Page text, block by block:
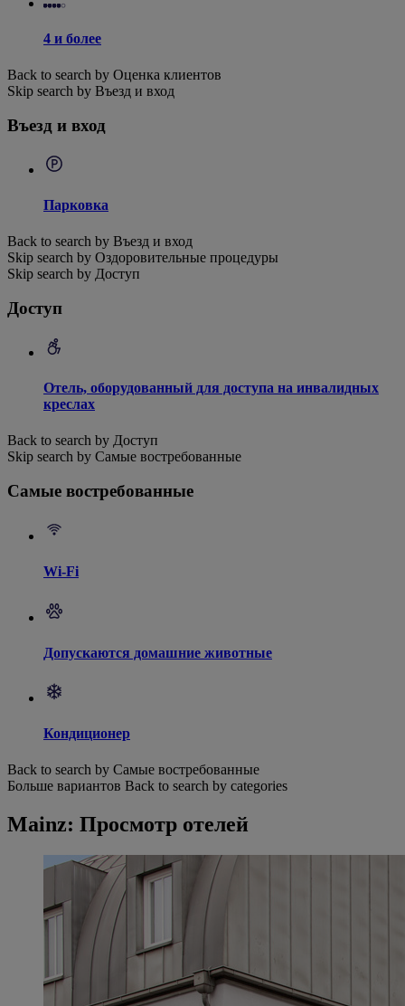
4 и более
Back to search by Оценка клиентов
Skip search by Въезд и вход
Въезд и вход
Парковка
Back to search by Въезд и вход
Skip search by Оздоровительные процедуры
Skip search by Доступ
Доступ
Отель, оборудованный для доступа на инвалидных
креслах
Back to search by Доступ
Skip search by Самые востребованные
Самые востребованные
Wi-Fi
Допускаются домашние животные
Кондиционер
Back to search by Самые востребованные
Больше вариантов Back to search by categories
Mainz: Просмотр отелей